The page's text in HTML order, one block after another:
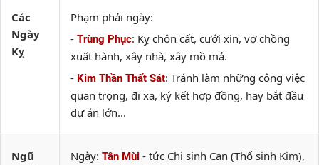
Các
Ngày
Kỵ
Phạm phải ngày:
- Trùng Phục: Kỵ chôn cất, cưới xin, vợ chồng
xuất hành, xây nhà, xây mồ mả.
- Kim Thần Thất Sát: Tránh làm những công việc
quan trọng, đi xa, ký kết hợp đồng, hay bắt đầu
dự án lớn...
Ngũ
Ngày: Tân Mùi - tức Chi sinh Can (Thổ sinh Kim),